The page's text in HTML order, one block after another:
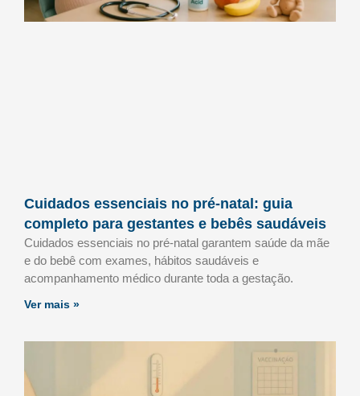
Cuidados essenciais no pré-natal: guia
completo para gestantes e bebês saudáveis
Cuidados essenciais no pré-natal garantem saúde da mãe
e do bebê com exames, hábitos saudáveis e
acompanhamento médico durante toda a gestação.
Ver mais »